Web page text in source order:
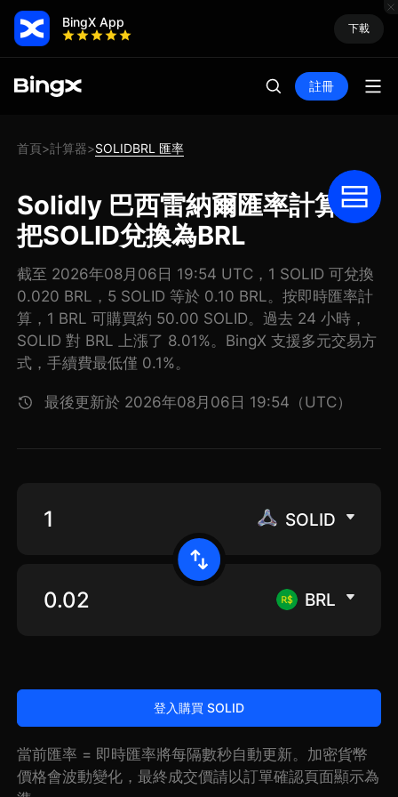
BingX App 下載
註冊
首頁>計算器>SOLIDBRL 匯率
Solidly 巴西雷納爾匯率計算器:
把SOLID兌換為BRL
截至 2026年08月06日 19:54 UTC，1 SOLID 可兌換
0.020 BRL，5 SOLID 等於 0.10 BRL。按即時匯率計
算，1 BRL 可購買約 50.00 SOLID。過去 24 小時，
SOLID 對 BRL 上漲了 8.01%。BingX 支援多元交易方
式，手續費最低僅 0.1%。
最後更新於 2026年08月06日 19:54（UTC）
SOLID
BRL
登入購買 SOLID
當前匯率 = 即時匯率將每隔數秒自動更新。加密貨幣
價格會波動變化，最終成交價請以訂單確認頁面顯示為